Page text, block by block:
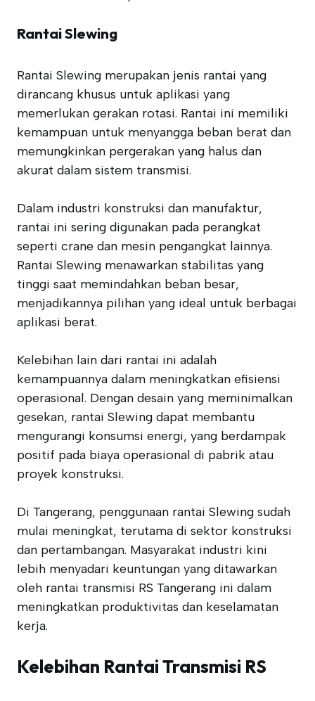
Rantai Slewing
Rantai Slewing merupakan jenis rantai yang
dirancang khusus untuk aplikasi yang
memerlukan gerakan rotasi. Rantai ini memiliki
kemampuan untuk menyangga beban berat dan
memungkinkan pergerakan yang halus dan
akurat dalam sistem transmisi.
Dalam industri konstruksi dan manufaktur,
rantai ini sering digunakan pada perangkat
seperti crane dan mesin pengangkat lainnya.
Rantai Slewing menawarkan stabilitas yang
tinggi saat memindahkan beban besar,
menjadikannya pilihan yang ideal untuk berbagai
aplikasi berat.
Kelebihan lain dari rantai ini adalah
kemampuannya dalam meningkatkan efisiensi
operasional. Dengan desain yang meminimalkan
gesekan, rantai Slewing dapat membantu
mengurangi konsumsi energi, yang berdampak
positif pada biaya operasional di pabrik atau
proyek konstruksi.
Di Tangerang, penggunaan rantai Slewing sudah
mulai meningkat, terutama di sektor konstruksi
dan pertambangan. Masyarakat industri kini
lebih menyadari keuntungan yang ditawarkan
oleh rantai transmisi RS Tangerang ini dalam
meningkatkan produktivitas dan keselamatan
kerja.
Kelebihan Rantai Transmisi RS